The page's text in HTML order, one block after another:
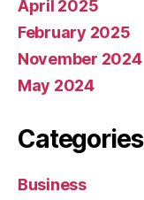
April 2025
February 2025
November 2024
May 2024
Categories
Business